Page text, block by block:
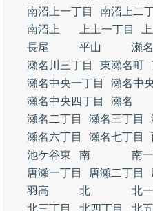
南沼上一丁目
南沼上二
南沼上
上土一丁目
長尾
平山 瀬
瀬名川三丁目
東瀬名町
瀬名中央一丁目
瀬名中
瀬名中央四丁目
瀬名
瀬名二丁目
瀬名三丁目
瀬名六丁目
瀬名七丁目
池ケ谷東
南 南
唐瀬一丁目
唐瀬二丁目
羽高
北 北
北三丁目
北四丁目 北